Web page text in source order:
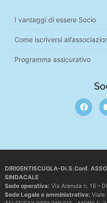
I vantaggi di essere Socio
Come iscriversi
Programma assicurativo
DIRIGENTISCUOLA-Di.S.Conf.
SINDACALE
Sede operativa: Via Arenula n. 16 –
Sede Legale e amministrativa: Viale